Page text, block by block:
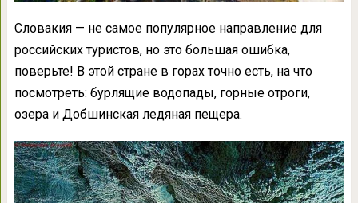
Словакия — не самое популярное направление для
российских туристов, но это большая ошибка,
поверьте! В этой стране в горах точно есть, на что
посмотреть: бурлящие водопады, горные отроги,
озера и Добшинская ледяная пещера.